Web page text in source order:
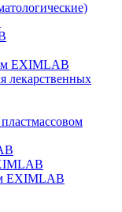
EXIMLAB
лекарственных
EXIMLAB